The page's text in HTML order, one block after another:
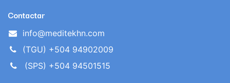
Contactar
info@meditekhn.com
(TGU) +504 94902009
(SPS) +504 94501515